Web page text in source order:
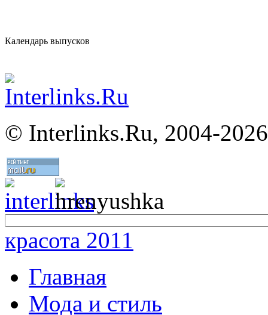
Календарь выпусков
© Interlinks.Ru, 2004-2026
красота 2011
Главная
Мода и стиль